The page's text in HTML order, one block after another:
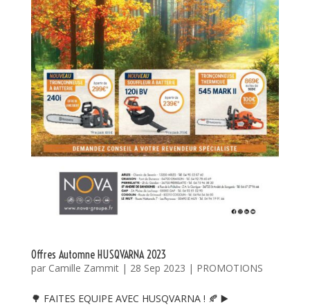
Offres Automne HUSQVARNA 2023
par Camille Zammit| 28 Sep 2023 | PROMOTIONS
🌳 FAITES EQUIPE AVEC HUSQVARNA ! 🍂 ▶️